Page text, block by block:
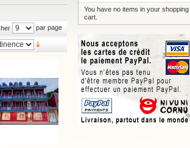
par page
You have no items in your shopping
cart.